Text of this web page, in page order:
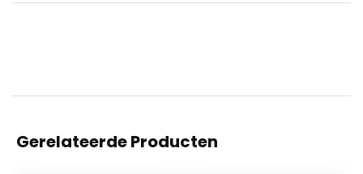
Gerelateerde Producten